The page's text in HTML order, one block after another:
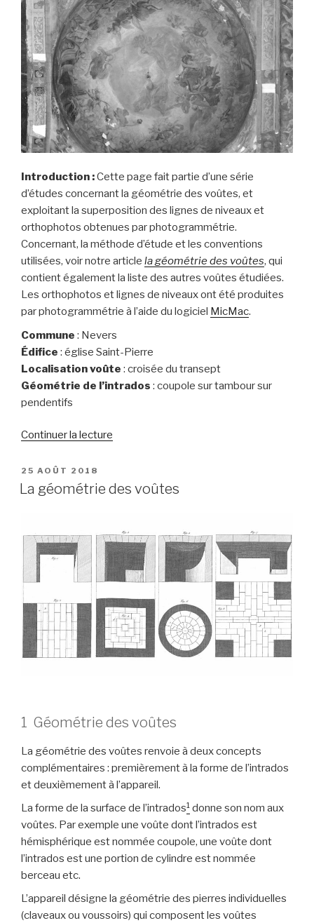
voûte
du
vestibule »
Introduction :Cette page fait partie d’une série
d’études concernant la géométrie des voûtes, et
exploitant la superposition des lignes de niveaux et
orthophotos obtenues par photogrammétrie.
Concernant, la méthode d’étude et les conventions
utilisées, voir notre article la géométrie des voûtes, qui
contient également la liste des autres voûtes étudiées.
Les orthophotos et lignes de niveaux ont été produites
par photogrammétrie à l’aide du logiciel MicMac.
Commune : Nevers
Édifice : église Saint-Pierre
Localisation voûte : croisée du transept
Géométrie de l’intrados : coupole sur tambour sur
pendentifs
Continuer la lecture
Saint-
du
transept »
PUBLIÉ
LE
25 AOÛT 2018
La géométrie des voûtes
1 Géométrie des voûtes
La géométrie des voûtes renvoie à deux concepts
complémentaires : premièrement à la forme de l’intrados
et deuxièmement à l’appareil.
La forme de la surface de l’intrados1 donne son nom aux
voûtes. Par exemple une voûte dont l’intrados est
hémisphérique est nommée coupole, une voûte dont
l’intrados est une portion de cylindre est nommée
berceau etc.
L’appareil désigne la géométrie des pierres individuelles
(claveaux ou voussoirs) qui composent les voûtes